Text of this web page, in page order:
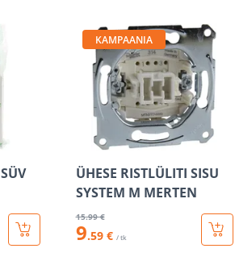
KAMPAANIA
ÜHESE RISTLÜLITI SISU
SYSTEM M MERTEN
15.99 €
9.59 € / tk